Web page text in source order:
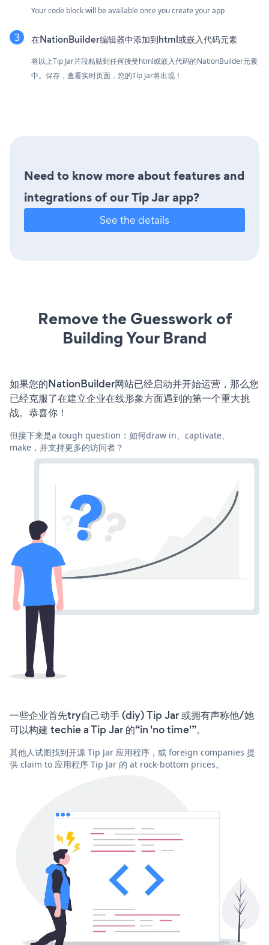
Your code block will be available once you create your app
在NationBuilder编辑器中添加到html或嵌入代码元素
将以上Tip Jar片段粘贴到任何接受html或嵌入代码的NationBuilder元素
中。保存，查看实时页面，您的Tip Jar将出现！
Need to know more about features and
integrations of our Tip Jar app?
See the details
Remove the Guesswork of
Building Your Brand
如果您的NationBuilder网站已经启动并开始运营，那么您
已经克服了在建立企业在线形象方面遇到的第一个重大挑
战。恭喜你！
但接下来是a tough question：如何draw in、captivate、
make，并支持更多的访问者？
一些企业首先try自己动手 (diy) Tip Jar 或拥有声称他/她
可以构建 techie a Tip Jar 的“in 'no time'”。
其他人试图找到开源 Tip Jar 应用程序，或 foreign companies 提
供 claim to 应用程序 Tip Jar 的 at rock-bottom prices。